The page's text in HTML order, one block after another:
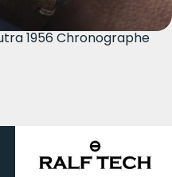
1956 Chronographe